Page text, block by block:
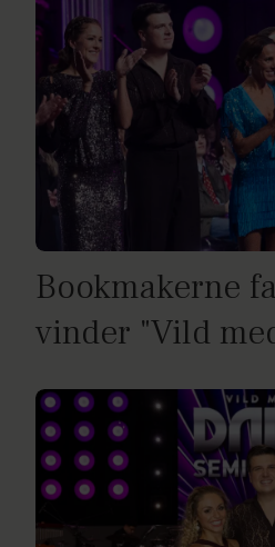
Bookmakerne
vinder "Vild